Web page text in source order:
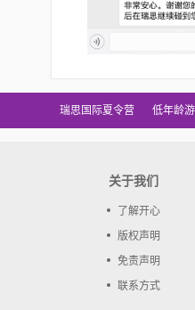
瑞思国际夏令营 低年龄
关于我们
了解开心
版权声明
免责声明
联系方式